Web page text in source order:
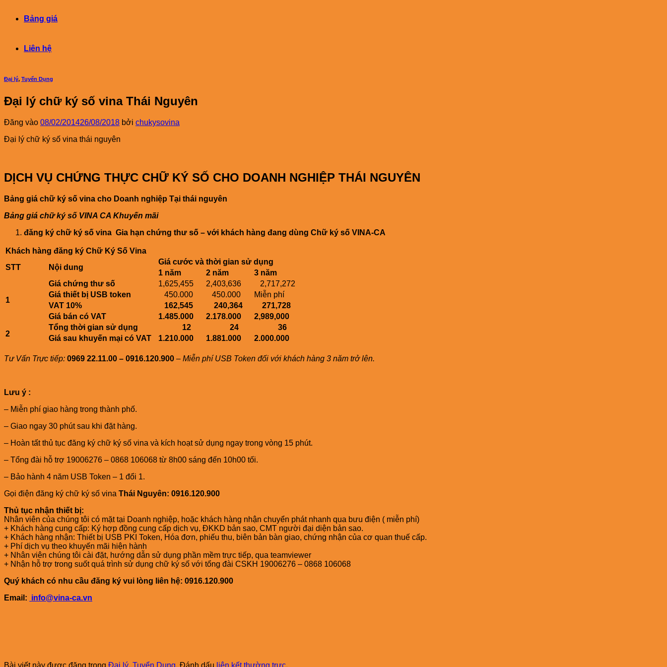
Bảng giá
Liên hệ
Đại lý, Tuyển Dụng
Đại lý chữ ký số vina Thái Nguyên
Đăng vào 08/02/201426/08/2018 bởi chukysovina
Đại lý chữ ký số vina thái nguyên
DỊCH VỤ CHỨNG THỰC CHỮ KÝ SỐ CHO DOANH NGHIỆP THÁI NGUYÊN
Bảng giá chữ ký số vina cho Doanh nghiệp Tại thái nguyên
Bảng giá chữ ký số VINA CA Khuyến mãi
đăng ký chữ ký số vina Gia hạn chứng thư số – với khách hàng đang dùng Chữ ký số VINA-CA
Khách hàng đăng ký Chữ Ký Số Vina
STT
Nội dung
Giá cước và thời gian sử dụng
1 năm
2 năm 3 năm
1
Giá chứng thư số 1,625,455 2,403,636
2,717,272
Giá thiết bị USB token
450.000 450.000
Miễn phí
VAT 10%
162,545 240,364
271,728
Giá bán có VAT
1.485.000 2.178.000 2,989,000
2
Tổng thời gian sử dụng 12 24
36
Giá sau khuyến mại có VAT
1.210.000 1.881.000 2.000.000
Tư Vấn Trực tiếp: 0969 22.11.00 – 0916.120.900 – Miễn phí USB Token đối với khách hàng 3 năm trở lên.
Lưu ý :
– Miễn phí giao hàng trong thành phố.
– Giao ngay 30 phút sau khi đặt hàng.
– Hoàn tất thủ tục đăng ký chữ ký số vina và kích hoạt sử dụng ngay trong vòng 15 phút.
– Tổng đài hỗ trợ 19006276 – 0868 106068 từ 8h00 sáng đến 10h00 tối.
– Bảo hành 4 năm USB Token – 1 đổi 1.
Gọi điện đăng ký chữ ký số vina Thái Nguyên: 0916.120.900
Thủ tục nhận thiết bị:
Nhân viên của chúng tôi có mặt tại Doanh nghiệp, hoặc khách hàng nhận chuyển phát nhanh qua bưu điện ( miễn phí)
+ Khách hàng cung cấp: Ký hợp đồng cung cấp dịch vụ, ĐKKD bản sao, CMT người đại diện bản sao.
+ Khách hàng nhận: Thiết bị USB PKI Token, Hóa đơn, phiếu thu, biên bản bàn giao, chứng nhận của cơ quan thuế cấp.
+ Phí dịch vụ theo khuyến mãi hiện hành
+ Nhân viên chúng tôi cài đặt, hướng dẫn sử dụng phần mềm trực tiếp, qua teamviewer
+ Nhận hỗ trợ trong suốt quá trình sử dụng chữ ký số với tổng đài CSKH 19006276 – 0868 106068
Quý khách có nhu cầu đăng ký vui lòng liên hệ: 0916.120.900
Email: info@vina-ca.vn
Bài viết này được đăng trong Đại lý, Tuyển Dụng. Đánh dấu liên kết thường trực.